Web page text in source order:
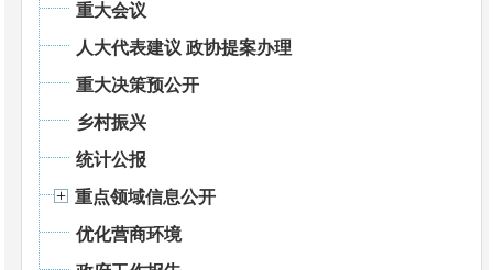
重大会议
人大代表建议 政协提案办理
重大决策预公开
乡村振兴
统计公报
重点领域信息公开
优化营商环境